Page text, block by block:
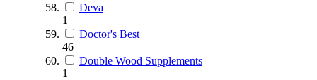
Deva
1
Doctor's Best
46
Double Wood Supplements
1